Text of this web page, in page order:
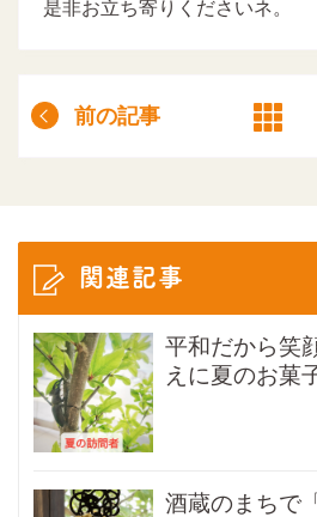
是非お立ち寄りくださいネ。
前の記事
関連記事
平和だから笑
えに夏のお菓
酒蔵のまちで